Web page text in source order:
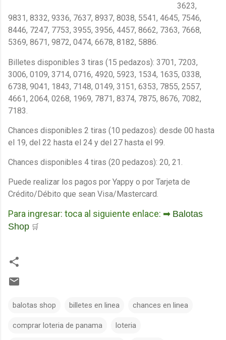
3623,
9831, 8332, 9336, 7637, 8937, 8038, 5541, 4645, 7546,
8446, 7247, 7753, 3955, 3956, 4457, 8662, 7363, 7668,
5369, 8671, 9872, 0474, 6678, 8182, 5886
Billetes disponibles 3 tiras (15 pedazos): 3701, 7203,
3006, 0109, 3714, 0716, 4920, 5923, 1534, 1635, 0338,
6738, 9041, 1843, 7148, 0149, 3151, 6353, 7855, 2557,
4661, 2064, 0268, 1969, 7871, 8374, 7875, 8676, 7082,
7183
Chances disponibles 2 tiras (10 pedazos): desde 00 hasta
el 19, del 22 hasta el 24 y del 27 hasta el 99.
Chances disponibles 4 tiras (20 pedazos): 20, 21.
Puede realizar los pagos por Yappy o por Tarjeta de
Crédito/Débito que sean Visa/Mastercard.
Para ingresar: toca al siguiente enlace: ➡ Balotas
Shop 🛒
balotas shop billetes en linea chances en linea
comprar loteria de panama loteria